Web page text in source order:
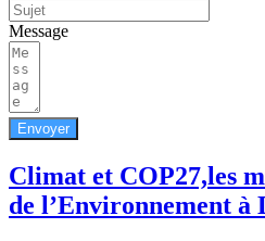
Message
Envoyer
Climat et COP27,les
de l’Environnement à